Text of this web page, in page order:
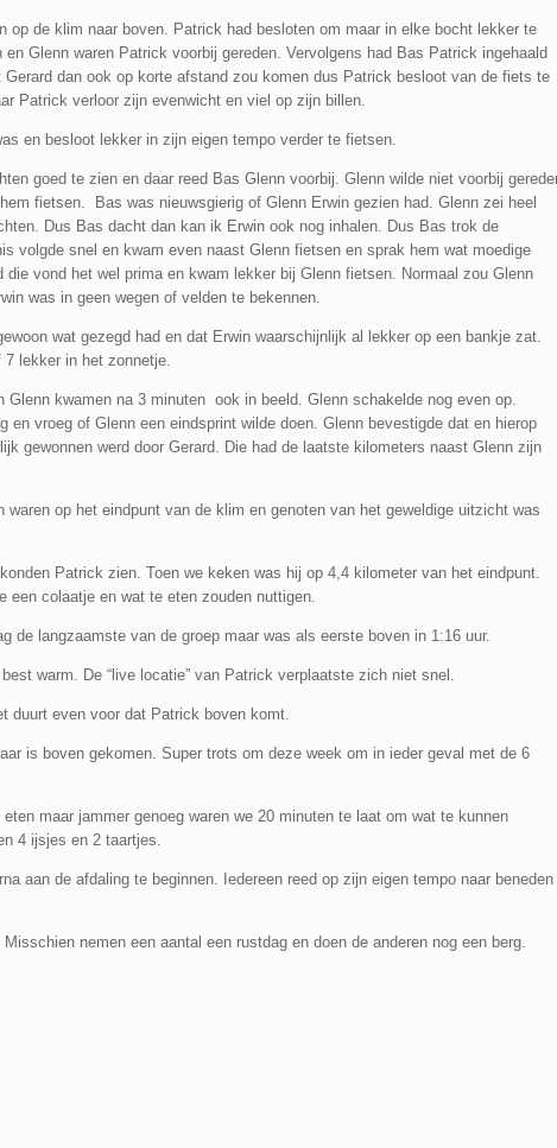
op de klim naar boven. Patrick had besloten om maar in elke bocht lekker te
Glenn waren Patrick voorbij gereden. Vervolgens had Bas Patrick ingehaald
dan ook op korte afstand zou komen dus Patrick besloot van de fiets te
Patrick verloor zijn evenwicht en viel op zijn billen.
en besloot lekker in zijn eigen tempo verder te fietsen.
goed te zien en daar reed Bas Glenn voorbij. Glenn wilde niet voorbij
fietsen. Bas was nieuwsgierig of Glenn Erwin gezien had. Glenn zei heel
Dus Bas dacht dan kan ik Erwin ook nog inhalen. Dus Bas trok de
volgde snel en kwam even naast Glenn fietsen en sprak hem wat moedige
vond het wel prima en kwam lekker bij Glenn fietsen. Normaal zou Glenn
was in geen wegen of velden te bekennen.
wat gezegd had en dat Erwin waarschijnlijk al lekker op een bankje zat.
lekker in het zonnetje.
Glenn kwamen na 3 minuten ook in beeld. Glenn schakelde nog even op.
en vroeg of Glenn een eindsprint wilde doen. Glenn bevestigde dat en hierop
gewonnen werd door Gerard. Die had de laatste kilometers naast Glenn zijn
op het eindpunt van de klim en genoten van het geweldige uitzicht was
Patrick zien. Toen we keken was hij op 4,4 kilometer van het eindpunt.
een colaatje en wat te eten zouden nuttigen.
de langzaamste van de groep maar was als eerste boven in 1:16 uur.
warm. De “live locatie” van Patrick verplaatste zich niet snel.
duurt even voor dat Patrick boven komt.
is boven gekomen. Super trots om deze week om in ieder geval met de 6
maar jammer genoeg waren we 20 minuten te laat om wat te kunnen
4 ijsjes en 2 taartjes.
aan de afdaling te beginnen. Iedereen reed op zijn eigen tempo naar beneden
nemen een aantal een rustdag en doen de anderen nog een berg.